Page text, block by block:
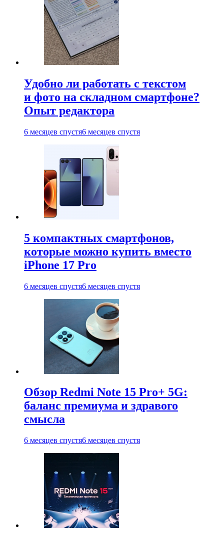
Удобно ли работать с текстом
и фото на складном смартфоне?
Опыт редактора
6 месяцев спустя6 месяцев спустя
5 компактных смартфонов,
которые можно купить вместо
iPhone 17 Pro
6 месяцев спустя6 месяцев спустя
Обзор Redmi Note 15 Pro+ 5G:
баланс премиума и здравого
смысла
6 месяцев спустя6 месяцев спустя